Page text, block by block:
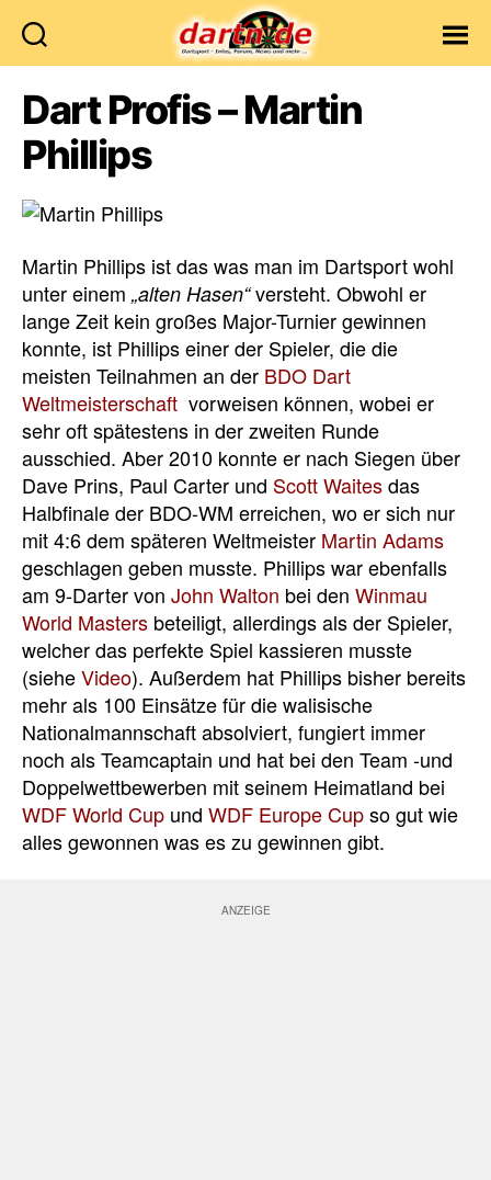
Dart Profis – Martin
Phillips
Martin Phillips ist das was man im Dartsport wohl
unter einem „alten Hasen“versteht. Obwohl er
lange Zeit kein großes Major-Turnier gewinnen
konnte, ist Phillips einer der Spieler, die die
meisten Teilnahmen an der BDO Dart
Weltmeisterschaft vorweisen können, wobei er
sehr oft spätestens in der zweiten Runde
ausschied. Aber 2010 konnte er nach Siegen über
Dave Prins, Paul Carter und Scott Waitesdas
Halbfinale der BDO-WM erreichen, wo er sich nur
mit 4:6 dem späteren Weltmeister Martin Adams
geschlagen geben musste. Phillips war ebenfalls
am 9-Darter von John Walton bei den Winmau
World Masters beteiligt, allerdings als der Spieler,
welcher das perfekte Spiel kassieren musste
(sieheVideo). Außerdem hat Phillips bisher bereits
mehr als 100 Einsätze für die walisische
Nationalmannschaft absolviert, fungiert immer
noch als Teamcaptain und hat bei den Team -und
Doppelwettbewerben mit seinem Heimatland bei
WDF World Cup und WDF Europe Cupso gut wie
alles gewonnen was es zu gewinnen gibt.